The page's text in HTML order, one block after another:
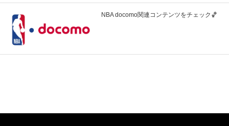
NBA docomo関連コンテンツをチェック🏀